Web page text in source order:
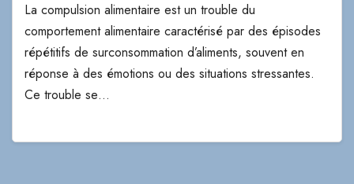
La compulsion alimentaire est un trouble du
comportement alimentaire caractérisé par des épisodes
répétitifs de surconsommation d’aliments, souvent en
réponse à des émotions ou des situations stressantes.
Ce trouble se…